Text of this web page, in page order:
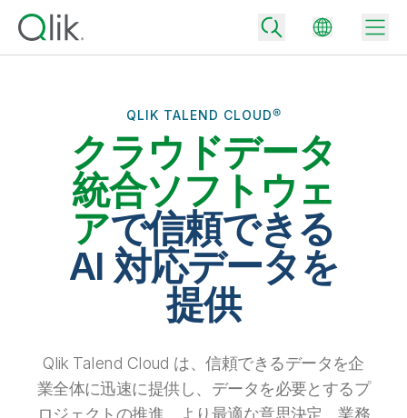
コミュニティ
カスタマーサポート
カスタマーポータル
初期トレーニング
企業情報
採用情報
Qlik が選ばれる理由
データをビジネス成果へ
テクノロジーパートナーとの連携
Qlik のデータ統合とデータ分析の価値を最大化
データ統合
Back
データ統合とデータ品質の価格
適切なデータ統合プランで、信頼できるデータを迅速に提供し、よりスマー
トな意思決定を促進します。
データ分析の価格
適切なデータ分析プランで、より優れたインサイトを獲得し、ビジネス成果
の達成をサポートします。
イベント / Web セミナー
コミュニティ
QLIK TALEND CLOUD®
クラウドデータ
統合ソフトウェ
アで信頼できる
AI 対応データを
提供
Qlik Talend Cloud は、信頼できるデータを企
業全体に迅速に提供し、データを必要とするプ
ロジェクトの推進、より最適な意思決定、業務